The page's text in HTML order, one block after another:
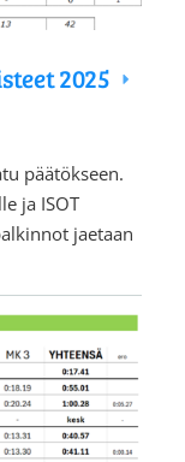
2025
päätökseen.
ja ISOT
jaetaan